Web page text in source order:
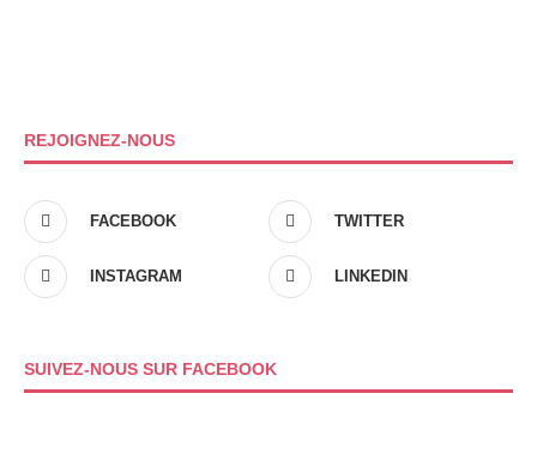
REJOIGNEZ-NOUS
FACEBOOK TWITTER
INSTAGRAM LINKEDIN
SUIVEZ-NOUS SUR FACEBOOK